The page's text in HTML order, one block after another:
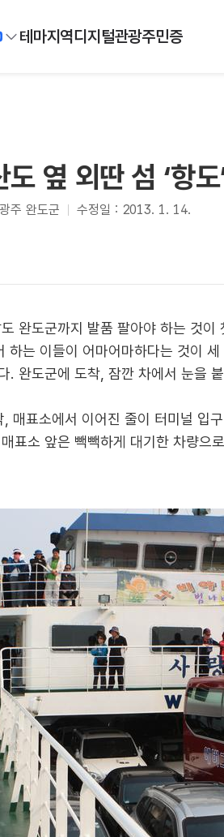
테마지역디지털관광주민증
도 옆 외딴 섬 ‘항도
광주 완도군 수정일 : 2013. 1. 14.
완도군까지 발품 팔아야 하는 것이
는 이들이 어마어마하다는 것이
완도군에 도착, 잠깐 차에서 눈을
매표소에서 이어진 줄이 터미널 입
표소 앞은 빽빽하게 대기한 차량으